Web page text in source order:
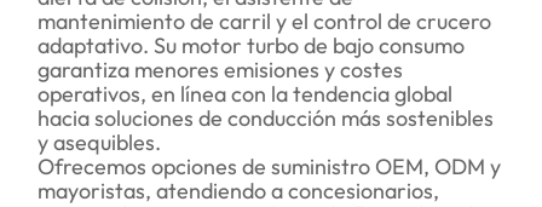
mantenimiento de carril y el control de crucero
adaptativo. Su motor turbo de bajo consumo
garantiza menores emisiones y costes
operativos, en línea con la tendencia global
hacia soluciones de conducción más sostenibles
y asequibles.
Ofrecemos opciones de suministro OEM, ODM y
mayoristas, atendiendo a concesionarios,